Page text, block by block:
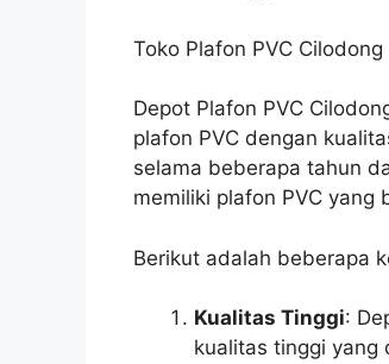
Toko Plafon PVC Cilodong
Depot Plafon PVC
plafon PVC dengan
selama beberapa tahun
memiliki plafon PVC yang
Berikut adalah beberapa
Kualitas Tinggi:
kualitas tinggi yang